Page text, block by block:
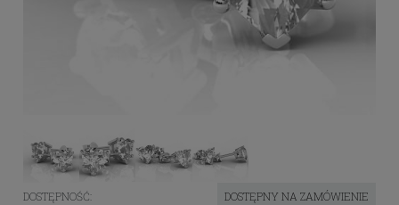
DOSTĘPNOŚĆ: DOSTĘPNY NA ZAMÓWIENIE